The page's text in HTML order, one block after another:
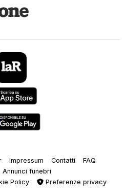
Impressum Contatti
FAQ
Annunci funebri
Policy Preferenze privacy